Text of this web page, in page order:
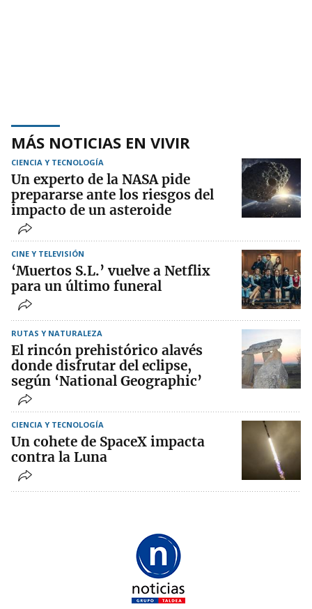
MÁS NOTICIAS EN VIVIR
CIENCIA Y TECNOLOGÍA
Un experto de la NASA pide
prepararse ante los riesgos del
impacto de un asteroide
CINE Y TELEVISIÓN
‘Muertos S.L.’ vuelve a Netflix
para un último funeral
RUTAS Y NATURALEZA
El rincón prehistórico alavés
donde disfrutar del eclipse,
según ‘National Geographic’
CIENCIA Y TECNOLOGÍA
Un cohete de SpaceX impacta
contra la Luna